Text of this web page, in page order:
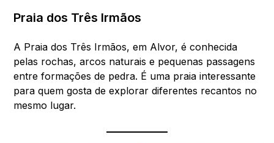
Praia dos Três Irmãos
A Praia dos Três Irmãos, em Alvor, é conhecida
pelas rochas, arcos naturais e pequenas passagens
entre formações de pedra. É uma praia interessante
para quem gosta de explorar diferentes recantos no
mesmo lugar.